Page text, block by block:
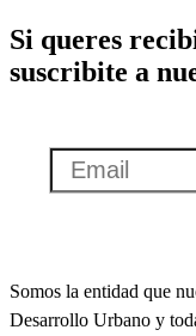
Si queres
suscribite a
Somos la entidad que
Desarrollo Urbano y